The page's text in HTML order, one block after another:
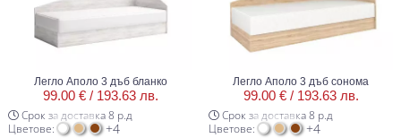
Легло Аполо 3 дъб бланко
99.00 € / 193.63 лв.
Срок за доставка 8 р.д
Цветове:
+4
Легло Аполо 3 дъб сонома
99.00 € / 193.63 лв.
Срок за доставка 8 р.д
Цветове:
+4